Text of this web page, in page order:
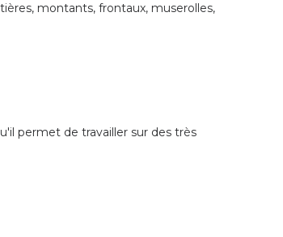
montants, frontaux, muserolles,
permet de travailler sur des très